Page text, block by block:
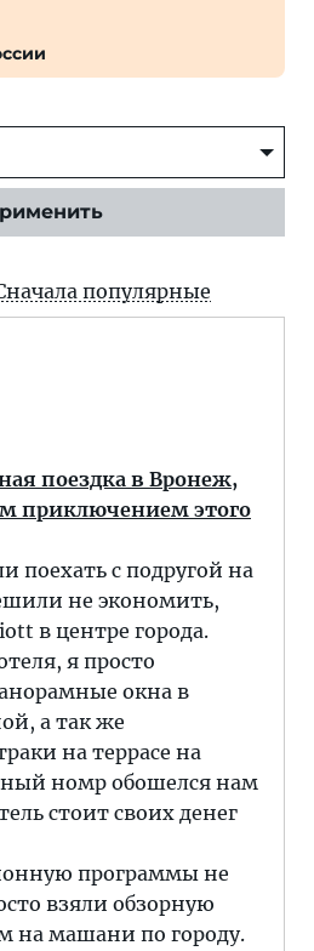
популярные
поездка в Вронеж,
приключением этого
поехать с подругой на
не экономить,
в центре города.
я просто
окна в
а так же
на террасе на
номр обошелся нам
стоит своих денег
программы не
взяли обзорную
на машани по городу.